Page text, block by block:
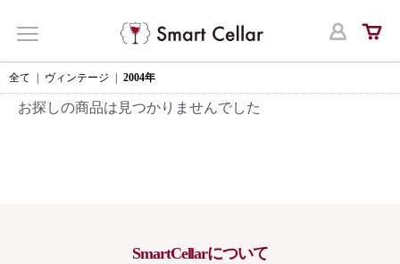
ロ
全て ヴィンテージ 2004年
お探しの商品は見つかりませんでした
SmartCellarについて